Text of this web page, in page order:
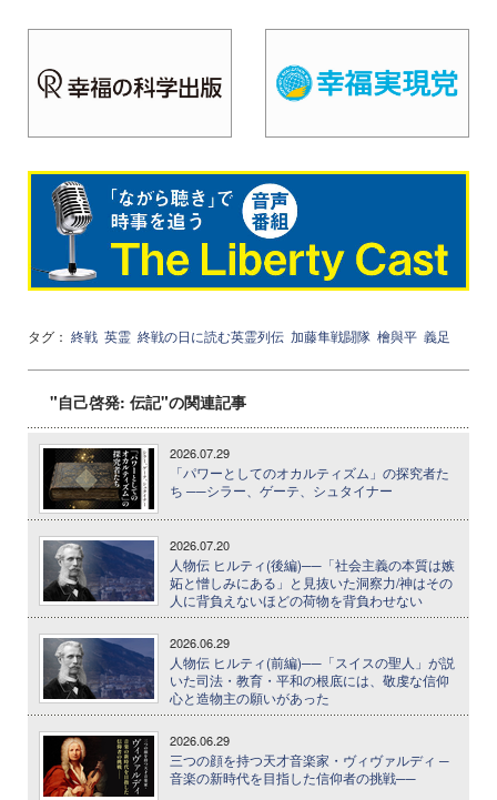
タグ： 終戦 英霊 終戦の日に読む英霊列伝 加藤隼戦闘隊 檜與平 義足
"自己啓発: 伝記"の関連記事
2026.07.29
「パワーとしてのオカルティズム」の探究者た
ち ──シラー、ゲーテ、シュタイナー
2026.07.20
人物伝 ヒルティ(後編)──「社会主義の本質は嫉
妬と憎しみにある」と見抜いた洞察力/神はその
人に背負えないほどの荷物を背負わせない
2026.06.29
人物伝 ヒルティ(前編)──「スイスの聖人」が説
いた司法・教育・平和の根底には、敬虔な信仰
心と造物主の願いがあった
2026.06.29
三つの顔を持つ天才音楽家・ヴィヴァルディ ─
音楽の新時代を目指した信仰者の挑戦──